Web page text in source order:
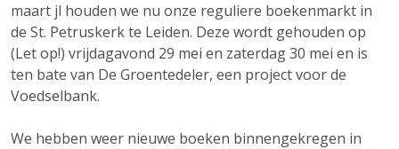
maart jl houden we nu onze reguliere boekenmarkt in
de St. Petruskerk te Leiden. Deze wordt gehouden op
(Let op!) vrijdagavond 29 mei en zaterdag 30 mei en is
ten bate van De Groentedeler, een project voor de
Voedselbank.
We hebben weer nieuwe boeken binnengekregen in